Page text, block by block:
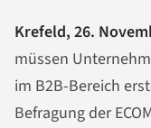
Krefeld, 26.
müssen
im B2B-Bereich
Befragung der